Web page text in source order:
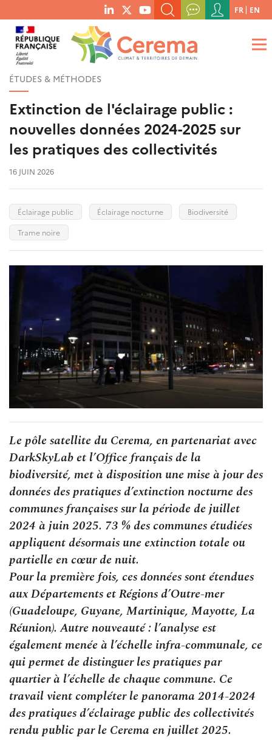
menu
social
links
RECHERCHER UN MOT-CLÉ, UNE PUBLICATION, ETC.
QUE RECHERCHEZ-VOUS ?
Menu
du
compte
de
FR EN
ÉTUDES & MÉTHODES
Extinction de l'éclairage public :
nouvelles données 2024-2025 sur
les pratiques des collectivités
16 JUIN 2026
Éclairage public Éclairage nocturne
Biodiversité
Trame noire
Le pôle satellite du Cerema, en partenariat avec
DarkSkyLab et l’Office français de la
biodiversité, met à disposition une mise à jour des
données des pratiques d’extinction nocturne des
communes françaises sur la période de juillet
2024 à juin 2025. 73 % des communes étudiées
appliquent désormais une extinction totale ou
partielle en cœur de nuit.
Pour la première fois, ces données sont étendues
aux Départements et Régions d’Outre-mer
(Guadeloupe, Guyane, Martinique, Mayotte, La
Réunion). Autre nouveauté : l’analyse est
également menée à l’échelle infra-communale, ce
qui permet de distinguer les pratiques par
quartier à l’échelle de chaque commune. Ce
travail vient compléter le panorama 2014-2024
des pratiques d’éclairage public des collectivités
rendu public par le Cerema en juillet 2025.